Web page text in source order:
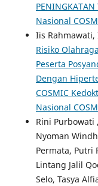
PENINGKATAN
Nasional
Iis
Risiko
Peserta
Dengan
COSMIC
Nasional
Rini Purbowati
Nyoman
Permata, Putri
Lintang Jalil
Selo, Tasya